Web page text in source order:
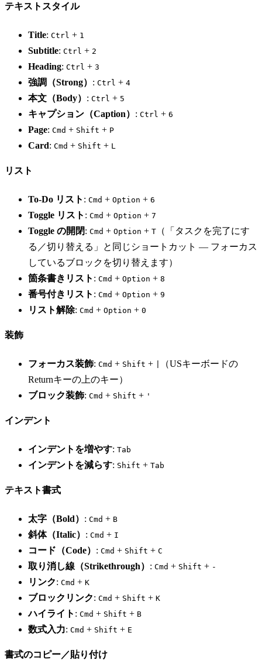
テキストスタイル
Title: Ctrl + 1
Subtitle: Ctrl + 2
Heading: Ctrl + 3
強調（Strong） : Ctrl + 4
本文（Body） : Ctrl + 5
キャプション（Caption） : Ctrl + 6
Page: Cmd + Shift + P
Card: Cmd + Shift + L
リスト
To-Do リスト : Cmd + Option + 6
Toggle リスト : Cmd + Option + 7
Toggle の開閉: Cmd + Option + T （「タスクを完了にす
る／切り替える」と同じショートカット — フォーカス
しているブロックを切り替えます）
箇条書きリスト : Cmd + Option + 8
番号付きリスト : Cmd + Option + 9
リスト解除: Cmd + Option + 0
装飾
フォーカス装飾: Cmd + Shift +
（USキーボードの
Returnキーの上のキー）
ブロック装飾: Cmd + Shift + '
インデント
インデントを増やす: Tab
インデントを減らす: Shift + Tab
テキスト書式
太字（Bold） : Cmd + B
斜体（Italic） : Cmd + I
コード（Code） : Cmd + Shift + C
取り消し線（Strikethrough） : Cmd + Shift + -
リンク: Cmd + K
ブロックリンク: Cmd + Shift + K
ハイライト : Cmd + Shift + B
数式入力: Cmd + Shift + E
書式のコピー／貼り付け